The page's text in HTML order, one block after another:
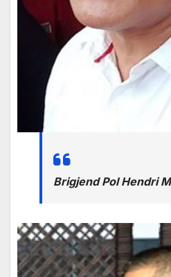
Brigjend Pol Hendri